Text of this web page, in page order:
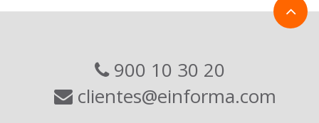
900 10 30 20
clientes@einforma.com